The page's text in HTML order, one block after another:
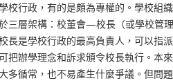
校行政，有的是頗為專權的。學校組
三層架構：校董會—校長（或學校管
長是學校行政的最高負責人，可以指
把辦學理念和訴求頒令校長執行。本
多循常，也不易產生什麼爭議。但問